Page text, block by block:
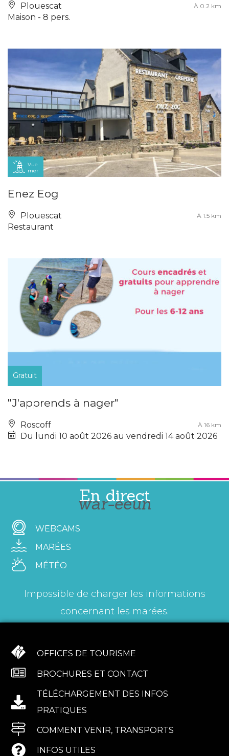
Plouescat À 0.2 km
Maison - 8 pers.
Vue
mer
Enez Eog
Plouescat À 1.5 km
Restaurant
Gratuit
"J'apprends à nager"
Roscoff À 16 km
Du lundi 10 août 2026 au vendredi 14 août 2026
En direct
war-eeun
WEBCAMS
MARÉES
MÉTÉO
Impossible de charger les informations
concernant les marées.
OFFICES DE TOURISME
BROCHURES ET CONTACT
TÉLÉCHARGEMENT DES INFOS
PRATIQUES
COMMENT VENIR, TRANSPORTS
INFOS UTILES